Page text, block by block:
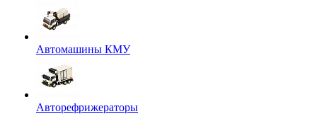
Автомашины КМУ
Авторефрижераторы